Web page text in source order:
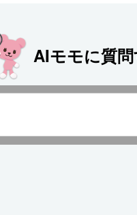
AIモモに質